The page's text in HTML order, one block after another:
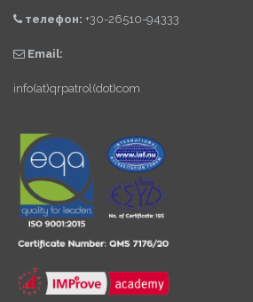
телефон: +30-26510-94333
Email:
info(at)qrpatrol(dot)com